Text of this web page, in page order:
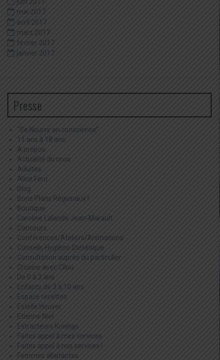
mai 2017
avril 2017
mars 2017
février 2017
janvier 2017
Presse
"Se Nourrir en conscience"
11 ans à 18 ans
A propos
Actualité du mois
Adultes
Alice Ferri
Blog
Bons Plans Régionaux !
Boutique
Caroline Lalande Jean-Marault
Concours
Conférences/Ateliers/Animations
Conseils Hygièno-Diététique
Consultation auprès du particulier
Crusine avec Cilou
De 0 à 3 ans
Enfants de 3 à 10 ans
Espace recettes
Estelle Houver
Etienne Niel
Extracteurs Kuvings
Faites appel à mes services
Faites appel à nos services !
Femmes allaitantes